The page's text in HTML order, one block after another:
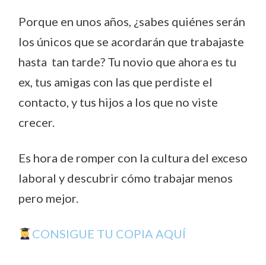
Porque en unos años, ¿sabes quiénes serán
los únicos que se acordarán que trabajaste
hasta tan tarde? Tu novio que ahora es tu
ex, tus amigas con las que perdiste el
contacto, y tus hijos a los que no viste
crecer.
Es hora de romper con la cultura del exceso
laboral y descubrir cómo trabajar menos
pero mejor.
CONSIGUE TU COPIA AQUÍ